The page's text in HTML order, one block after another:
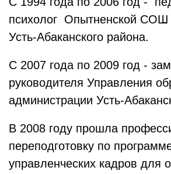
психолог Опытненской СОШ
Усть-Абаканского района.
С 2007 года по 2009 год -
руководителя Управления
администрации Усть-
В 2008 году прошла
переподготовку по
управленческих кадров для